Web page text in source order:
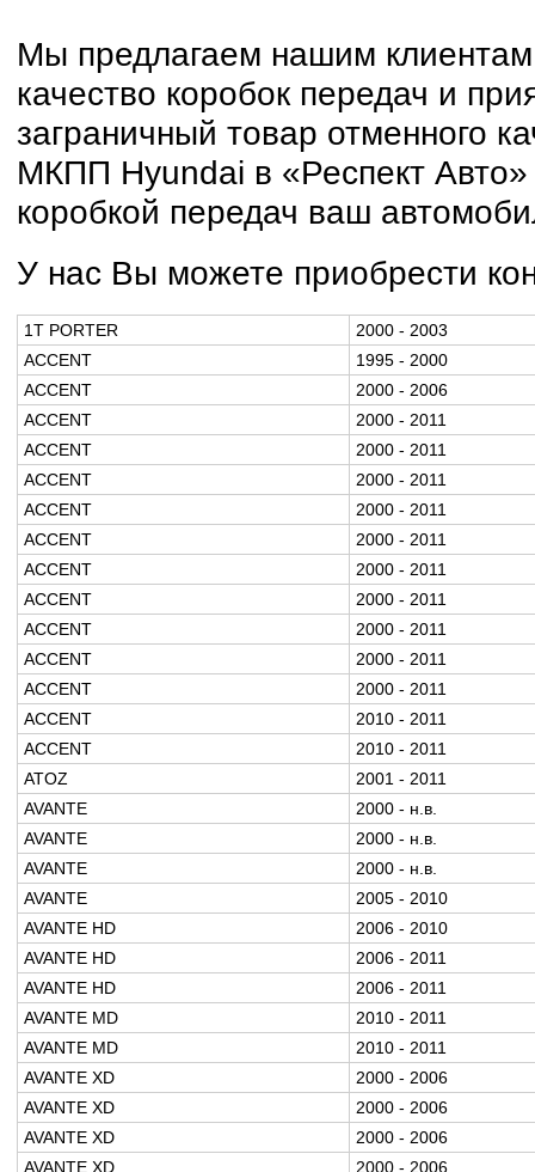
Мы предлагаем нашим клиентам
качество коробок передач и
заграничный товар отменного
МКПП Hyundai в «Респект
коробкой передач ваш
У нас Вы можете приобрести
1T PORTER
2000 - 2003
ACCENT
1995 - 2000
ACCENT
2000 - 2006
ACCENT
2000 - 2011
ACCENT
2000 - 2011
ACCENT
2000 - 2011
ACCENT
2000 - 2011
ACCENT
2000 - 2011
ACCENT
2000 - 2011
ACCENT
2000 - 2011
ACCENT
2000 - 2011
ACCENT
2000 - 2011
ACCENT
2000 - 2011
ACCENT
2010 - 2011
ACCENT
2010 - 2011
ATOZ
2001 - 2011
AVANTE
2000 - н.в.
AVANTE
2000 - н.в.
AVANTE
2000 - н.в.
AVANTE
2005 - 2010
AVANTE HD
2006 - 2010
AVANTE HD
2006 - 2011
AVANTE HD
2006 - 2011
AVANTE MD
2010 - 2011
AVANTE MD
2010 - 2011
AVANTE XD
2000 - 2006
AVANTE XD
2000 - 2006
AVANTE XD
2000 - 2006
AVANTE XD
2000 - 2006